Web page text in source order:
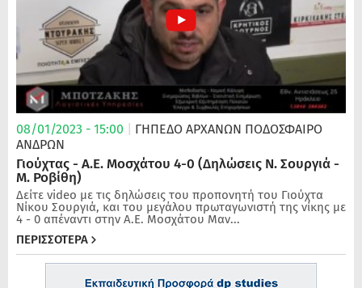
08/01/2023 - 15:00 ΓΗΠΕΔΟ ΑΡΧΑΝΩΝ ΠΟΔΌΣΦΑΙΡΟ
ΑΝΔΡΏΝ
Γιούχτας - Α.Ε. Μοσχάτου 4-0 (Δηλώσεις Ν. Σουργιά -
Μ. Ροβίθη)
Δείτε video με τις δηλώσεις του προπονητή του Γιούχτα
Νίκου Σουργιά, και του μεγάλου πρωταγωνιστή της νίκης με
4 - 0 απέναντι στην Α.Ε. Μοσχάτου Μαν...
ΠΕΡΙΣΣΟΤΕΡΑ